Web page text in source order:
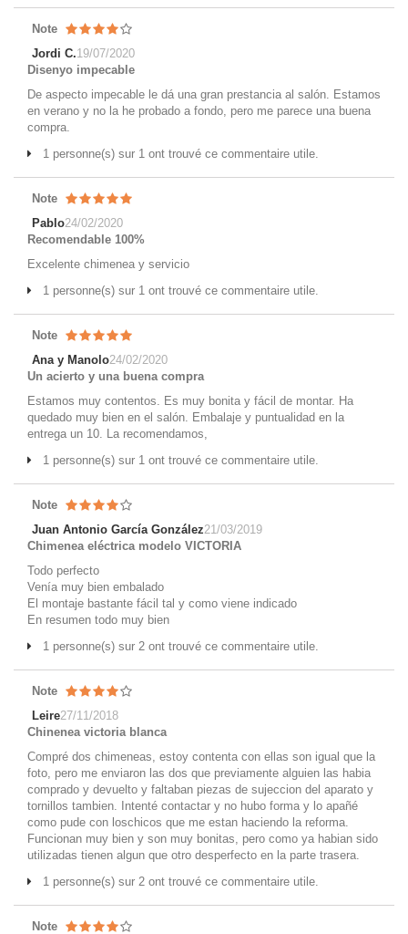
Note
Jordi C.19/07/2020
Disenyo impecable
De aspecto impecable le dá una gran prestancia al salón. Estamos
en verano y no la he probado a fondo, pero me parece una buena
compra.
1 personne(s) sur 1 ont trouvé ce commentaire utile.
Note
Pablo24/02/2020
Recomendable 100%
Excelente chimenea y servicio
1 personne(s) sur 1 ont trouvé ce commentaire utile.
Note
Ana y Manolo24/02/2020
Un acierto y una buena compra
Estamos muy contentos. Es muy bonita y fácil de montar. Ha
quedado muy bien en el salón. Embalaje y puntualidad en la
entrega un 10. La recomendamos,
1 personne(s) sur 1 ont trouvé ce commentaire utile.
Note
Juan Antonio García González21/03/2019
Chimenea eléctrica modelo VICTORIA
Todo perfecto
Venía muy bien embalado
El montaje bastante fácil tal y como viene indicado
En resumen todo muy bien
1 personne(s) sur 2 ont trouvé ce commentaire utile.
Note
Leire27/11/2018
Chinenea victoria blanca
Compré dos chimeneas, estoy contenta con ellas son igual que la
foto, pero me enviaron las dos que previamente alguien las habia
comprado y devuelto y faltaban piezas de sujeccion del aparato y
tornillos tambien. Intenté contactar y no hubo forma y lo apañé
como pude con loschicos que me estan haciendo la reforma.
Funcionan muy bien y son muy bonitas, pero como ya habian sido
utilizadas tienen algun que otro desperfecto en la parte trasera.
1 personne(s) sur 2 ont trouvé ce commentaire utile.
Note